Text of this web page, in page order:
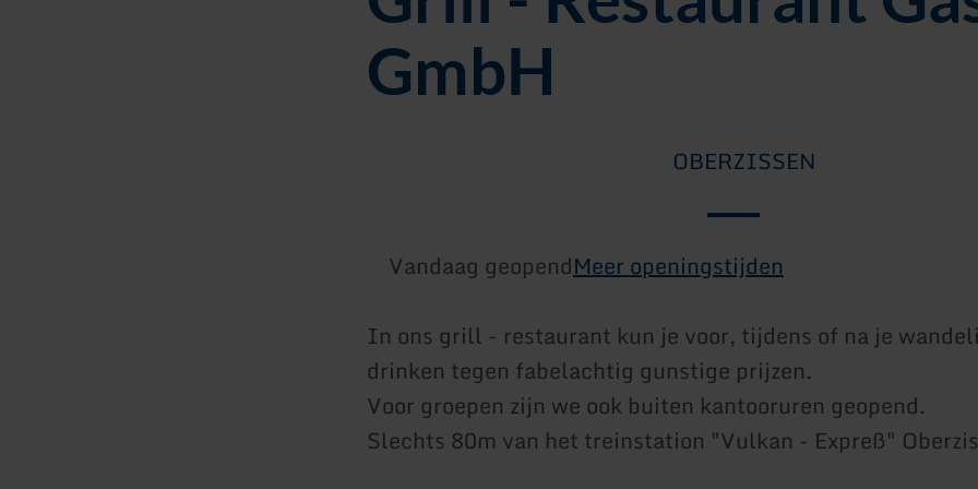
GmbH
OBERZISSEN
Vandaag geopendMeer openingstijden
In ons grill - restaurant kun je voor, tijdens of na je
drinken tegen fabelachtig gunstige prijzen.
Voor groepen zijn we ook buiten kantooruren geopend.
Slechts 80m van het treinstation "Vulkan - Expreß"